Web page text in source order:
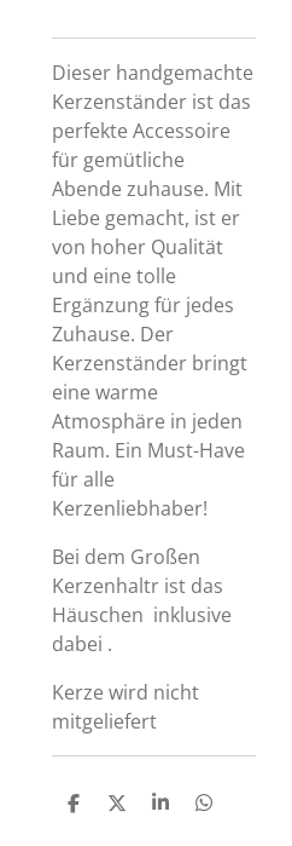
Dieser handgemachte
Kerzenständer ist das
perfekte Accessoire
für gemütliche
Abende zuhause. Mit
Liebe gemacht, ist er
von hoher Qualität
und eine tolle
Ergänzung für jedes
Zuhause. Der
Kerzenständer bringt
eine warme
Atmosphäre in jeden
Raum. Ein Must-Have
für alle
Kerzenliebhaber!
Bei dem Großen
Kerzenhaltr ist das
Häuschen inklusive
dabei .
Kerze wird nicht
mitgeliefert
T
T
T
T